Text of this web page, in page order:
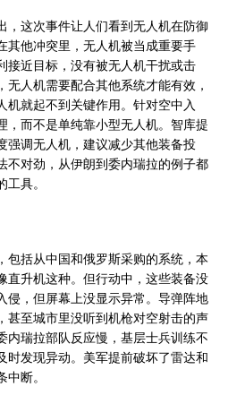
，这次事件让人们看到无人机在防御
其他冲突里，无人机被当成重要手
接近目标，没有被无人机干扰或击
人机需要配合其他系统才能有效，
机就起不到关键作用。针对空中入
，而不是单纯靠小型无人机。智库提
强调无人机，建议减少其他装备投
不对劲，从伊朗到委内瑞拉的例子都
具。
包括从中国和俄罗斯采购的系统，本
直升机这种。但行动中，这些装备没
侵，但屏幕上没显示异常。导弹阵地
甚至城市里没听到机枪对空射击的声
内瑞拉部队反应慢，基层士兵训练不
时发现异动。美军提前破坏了雷达和
断。